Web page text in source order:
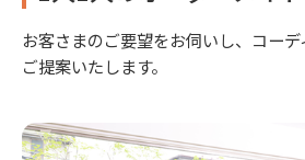
お客さまのご要望をお伺いし、コー
ご提案いたします。